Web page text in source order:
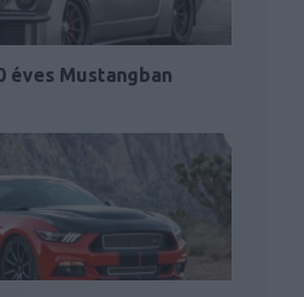
éves Mustangban